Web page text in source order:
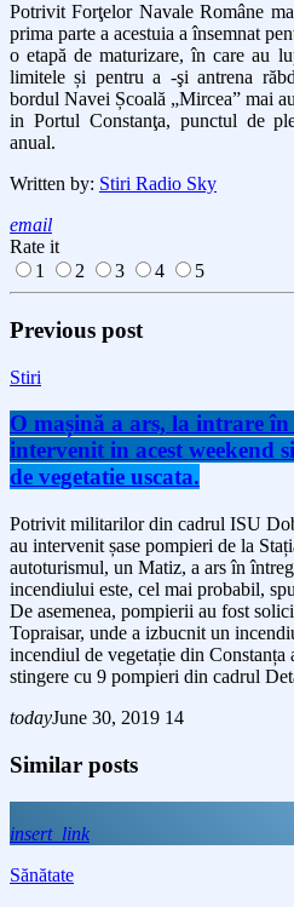
Potrivit Forţelor Navale Române
prima parte a acestuia a însemnat
o etapă de maturizare, în careau
limitele și pentru a -şi antrena
bordul Navei Școală „Mircea” mai au
in Portul Constanţa, punctul de
anual.
Written by: Stiri Radio Sky
email
Rate it
1
2 3 4 5
Previous post
Stiri
O mașină a ars, la intrare
intervenit in acest weekend
de vegetatie uscata.
Potrivit militarilor din cadrul ISU
au intervenit șase pompieri de la
autoturismul, un Matiz, a ars în
incendiului este, cel mai probabil,
De asemenea, pompierii au fost
Topraisar, unde a izbucnit un
incendiul de vegetație din Constanța
stingere cu 9 pompieri din cadrul
todayJune 30, 2019 14
Similar posts
insert_link
Sănătate